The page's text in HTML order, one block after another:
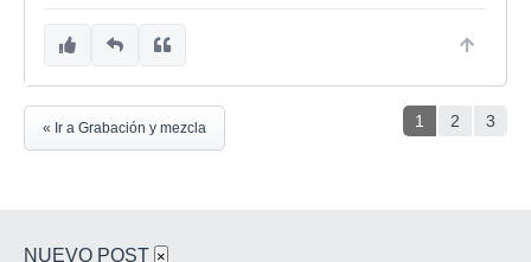
1 2 3
« Ir a Grabación y mezcla
NUEVO POST ×